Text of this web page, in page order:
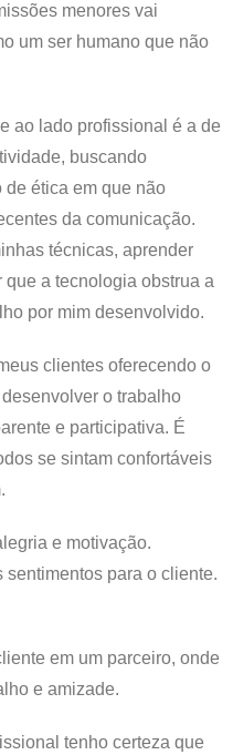
menores vai
um ser humano que não
ao lado profissional é a de
buscando
de ética em que não
da comunicação.
técnicas, aprender
a tecnologia obstrua a
por mim desenvolvido.
clientes oferecendo o
o trabalho
e participativa. É
se sintam confortáveis
e motivação.
sentimentos para o cliente.
em um parceiro, onde
e amizade.
tenho certeza que